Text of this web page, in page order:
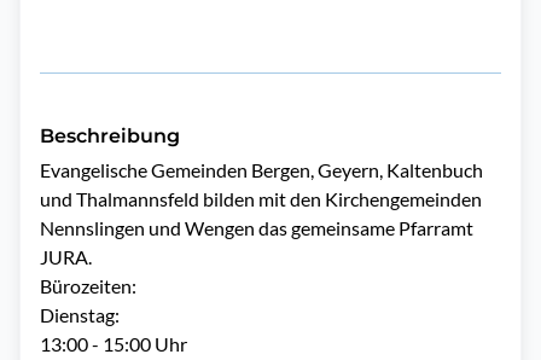
Beschreibung
Evangelische Gemeinden Bergen, Geyern, Kaltenbuch
und Thalmannsfeld bilden mit den Kirchengemeinden
Nennslingen und Wengen das gemeinsame Pfarramt
JURA.
Bürozeiten:
Dienstag:
13:00 - 15:00 Uhr